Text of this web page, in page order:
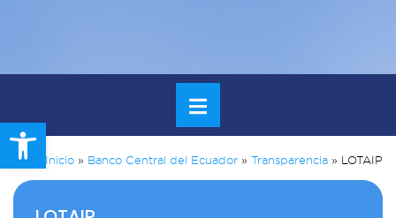
Open toolbar
Inicio » Banco Central del Ecuador » Transparencia » LOTAIP